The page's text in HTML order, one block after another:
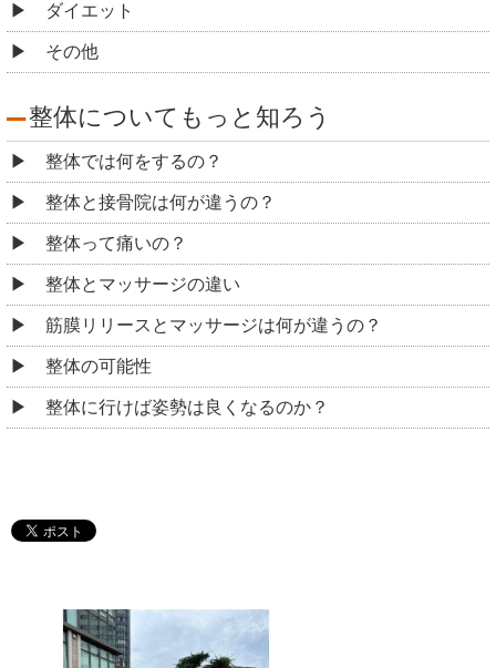
ダイエット
その他
整体についてもっと知ろう
整体では何をするの？
整体と接⾻院は何が違うの？
整体って痛いの？
整体とマッサージの違い
筋膜リリースとマッサージは何が違うの？
整体の可能性
整体に行けば姿勢は良くなるのか？